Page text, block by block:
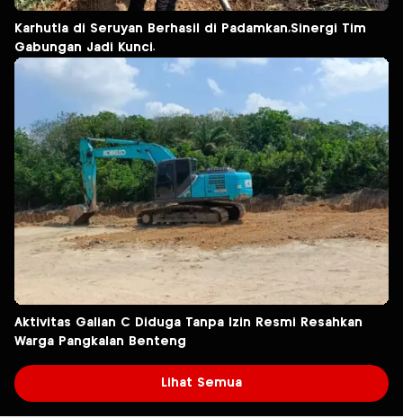
Karhutla di Seruyan Berhasil di Padamkan,Sinergi Tim
Gabungan Jadi Kunci.
Aktivitas Galian C Diduga Tanpa Izin Resmi Resahkan
Warga Pangkalan Benteng
Lihat Semua